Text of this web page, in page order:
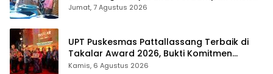
Air Bersih Di Maros
Jumat, 7 Agustus 2026
UPT Puskesmas Pattallassang Terbaik di
Takalar Award 2026, Bukti Komitmen
Hadirkan Pelayanan Kesehatan Berkualitas
Kamis, 6 Agustus 2026